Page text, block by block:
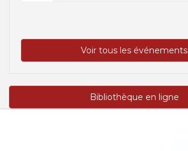
Voir tous les événements
Bibliothèque en ligne